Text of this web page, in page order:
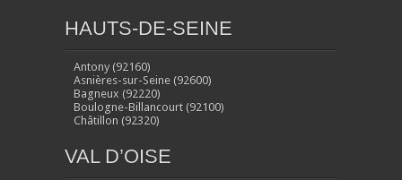
HAUTS-DE-SEINE
Antony (92160)
Asnières-sur-Seine (92600)
Bagneux (92220)
Boulogne-Billancourt (92100)
Châtillon (92320)
VAL D’OISE